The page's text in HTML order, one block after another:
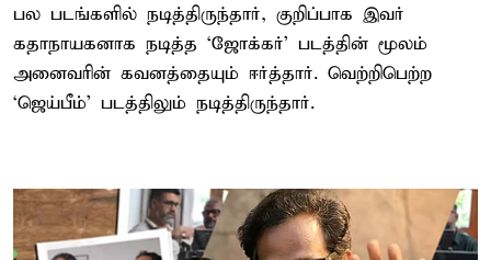
பல படங்களில் நடித்திருந்தார், குறிப்பாக இவர்
கதாநாயகனாக நடித்த ‘ஜோக்கர்’ படத்தின் மூலம்
அனைவரின் கவனத்தையும் ஈர்த்தார். வெற்றிபெற்ற
‘ஜெய்பீம்’ படத்திலும் நடித்திருந்தார்.